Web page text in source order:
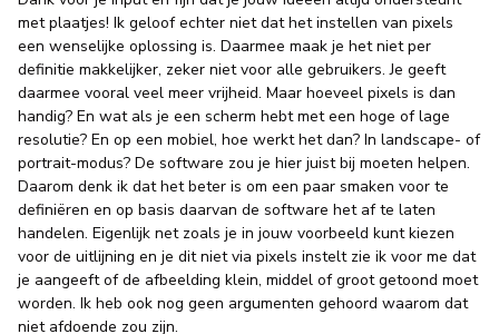
met plaatjes! Ik geloof echter niet dat het instellen van pixels
een wenselijke oplossing is. Daarmee maak je het niet per
definitie makkelijker, zeker niet voor alle gebruikers. Je geeft
daarmee vooral veel meer vrijheid. Maar hoeveel pixels is dan
handig? En wat als je een scherm hebt met een hoge of lage
resolutie? En op een mobiel, hoe werkt het dan? In landscape- of
portrait-modus? De software zou je hier juist bij moeten helpen.
Daarom denk ik dat het beter is om een paar smaken voor te
definiëren en op basis daarvan de software het af te laten
handelen. Eigenlijk net zoals je in jouw voorbeeld kunt kiezen
voor de uitlijning en je dit niet via pixels instelt zie ik voor me dat
je aangeeft of de afbeelding klein, middel of groot getoond moet
worden. Ik heb ook nog geen argumenten gehoord waarom dat
niet afdoende zou zijn.